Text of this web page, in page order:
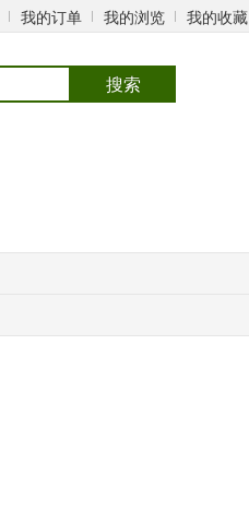
我的订单 我的浏览 我的收藏
搜索